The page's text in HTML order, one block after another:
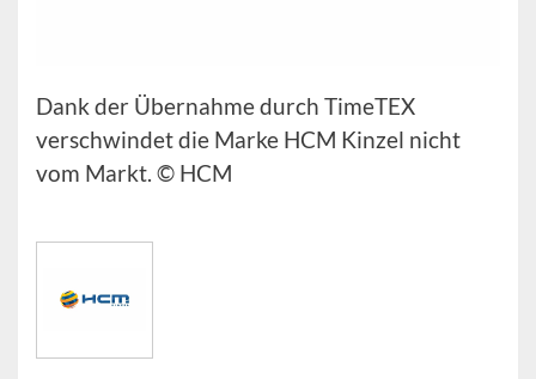
Dank der Übernahme durch TimeTEX
verschwindet die Marke HCM Kinzel nicht
vom Markt. © HCM